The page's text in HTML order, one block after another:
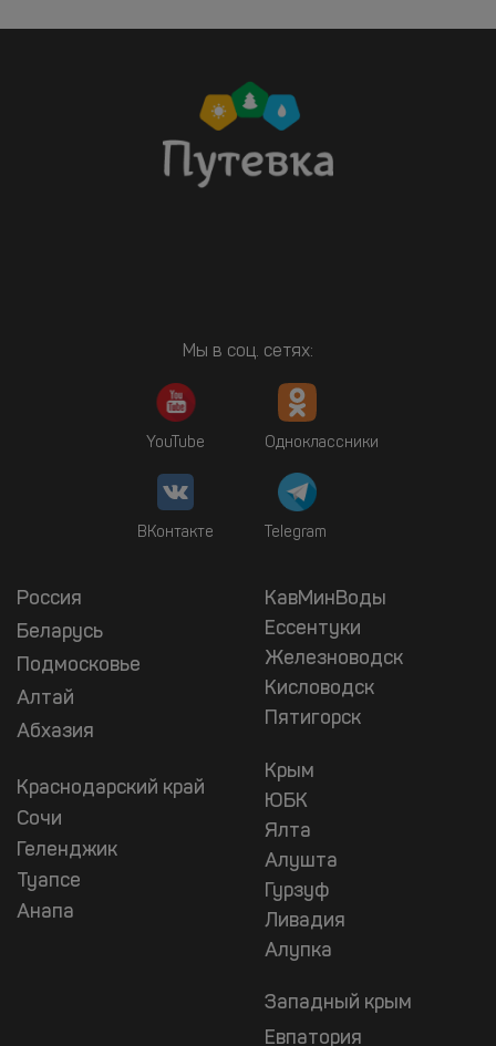
Мы в соц. сетях:
YouTube Одноклассники
ВКонтакте Telegram
Россия
Беларусь
Подмосковье
Алтай
Абхазия
Краснодарский край
Сочи
Геленджик
Туапсе
Анапа
КавМинВоды
Ессентуки
Железноводск
Кисловодск
Пятигорск
Крым
ЮБК
Ялта
Алушта
Гурзуф
Ливадия
Алупка
Западный крым
Евпатория